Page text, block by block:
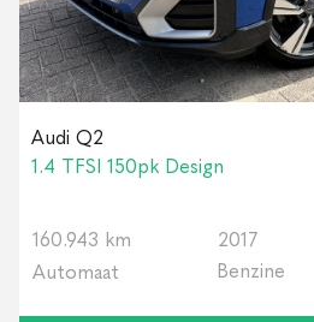
Audi Q2
1.4 TFSI 150pk Design
160.943 km
2017
Automaat
Benzine